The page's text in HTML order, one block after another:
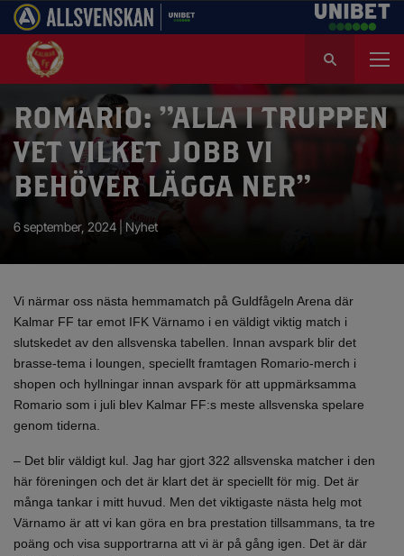
k
e
f
ROMARIO: ”ALLA I TRUPPEN
VET VILKET JOBB VI
BEHÖVER LÄGGA NER”
6 september, 2024 | Nyhet
Vi närmar oss nästa hemmamatch på Guldfågeln Arena där
Kalmar FF tar emot IFK Värnamo i en väldigt viktig match i
slutskedet av den allsvenska tabellen. Innan avspark blir det
brasse-tema i loungen, speciellt framtagen Romario-merch i
shopen och hyllningar innan avspark för att uppmärksamma
Romario som i juli blev Kalmar FF:s meste allsvenska spelare
genom tiderna.
– Det blir väldigt kul. Jag har gjort 322 allsvenska matcher i den
här föreningen och det är klart det är speciellt för mig. Det är
många tankar i mitt huvud. Men det viktigaste nästa helg mot
Värnamo är att vi kan göra en bra prestation tillsammans, ta tre
poäng och visa supportrarna att vi är på gång igen. Det är där